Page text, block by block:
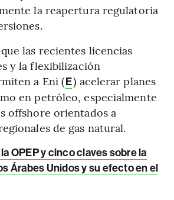
la reapertura regulatoria
las recientes licencias
y la flexibilización
a Eni (E) acelerar planes
en petróleo, especialmente
offshore orientados a
de gas natural.
OPEP y cinco claves sobre la
Árabes Unidos y su efecto en el